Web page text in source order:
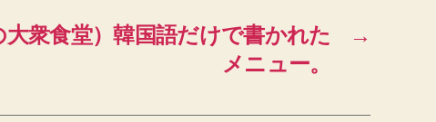
→
衆食堂）韓国語だけで書かれた
メニュー。